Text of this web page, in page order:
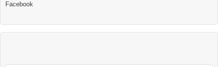
Facebook